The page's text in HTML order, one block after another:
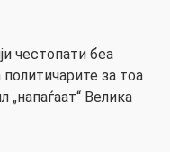
честопати беа
за тоа
„напаѓаат“ Велика